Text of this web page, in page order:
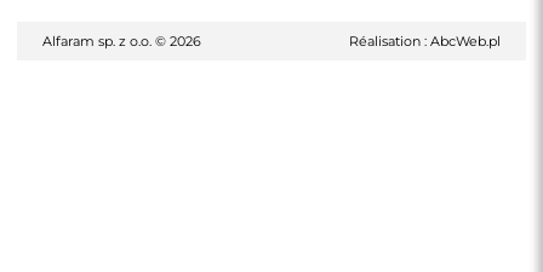
Alfaram sp. z o.o. © 2026 Réalisation : AbcWeb.pl